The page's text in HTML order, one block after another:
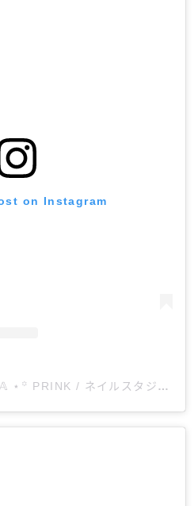
on Instagram
A post shared by 𝔽 𝕌𝕂𝔸 ⋆꙳ PRINK / ネイルスタジオ (@creeren_with_prink)